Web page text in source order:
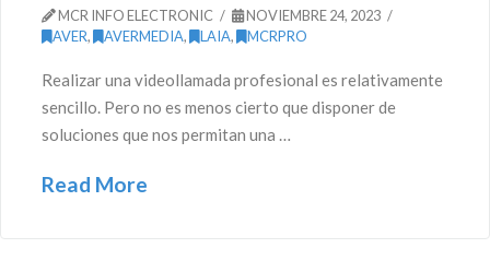
MCR INFO ELECTRONIC
NOVIEMBRE 24, 2023
AVER, AVERMEDIA, LAIA, MCRPRO
Realizar una videollamada profesional es relativamente
sencillo. Pero no es menos cierto que disponer de
soluciones que nos permitan una …
Read More